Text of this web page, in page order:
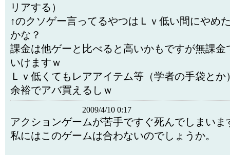
リアする）
↑のクソゲー言ってるやつはＬｖ低い間にやめ
かな？
課金は他ゲーと比べると高いかもですが無課金
いけますｗ
Ｌｖ低くてもレアアイテム等（学者の手袋とか
余裕でアバ買えるしｗ
2009/4/10 0:17
アクションゲームが苦手ですぐ死んでしまいま
私にはこのゲームは合わないのでしょうか。